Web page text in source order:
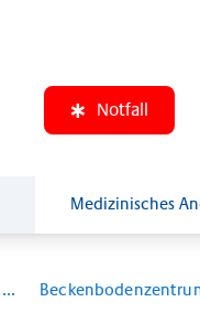
Notfall
Medizinisches
...